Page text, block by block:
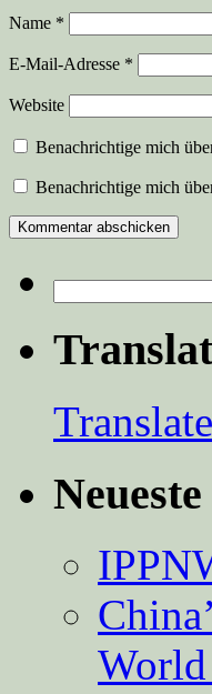
Name *
E-Mail-Adresse *
Website
Benachrichtige mich
Benachrichtige mich
nach: